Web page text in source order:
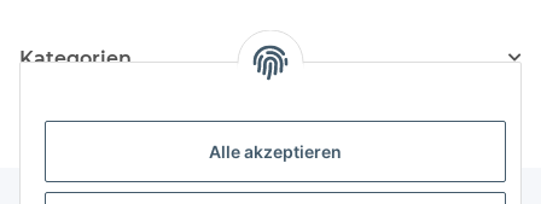
Alle akzeptieren
Kategorien